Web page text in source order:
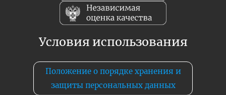
Условия использования
Положение о порядке хранения и
защиты персональных данных